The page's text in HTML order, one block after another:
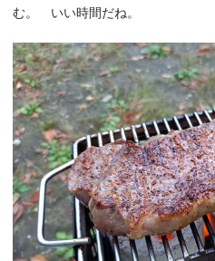
む。 いい時間だね。